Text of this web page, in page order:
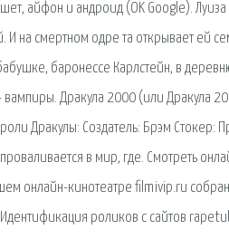
айфон и андроид (OK Google).
И на смертном одре та открывает ей
баронессе Карлстейн, в
Дракула 2000 (или Дракула
Дракулы: Создатель: Брэм
проваливается в мир, где. Смотреть
онлайн-кинотеатре filmivip.ru
роликов с сайтов